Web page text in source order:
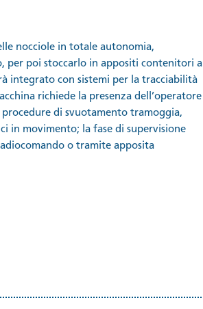
nocciole in totale autonomia,
per poi stoccarlo in appositi contenitori a
integrato con sistemi per la tracciabilità
richiede la presenza dell’operatore
procedure di svuotamento tramoggia,
in movimento; la fase di supervisione
o tramite apposita